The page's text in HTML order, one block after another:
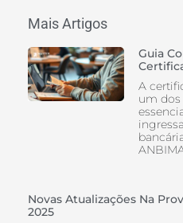
Mais Artigos
Guia
A
um dos
Novas Atualizações Na
2025